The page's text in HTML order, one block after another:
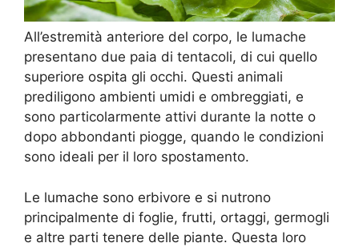
All’estremità anteriore del corpo, le lumache
presentano due paia di tentacoli, di cui quello
superiore ospita gli occhi. Questi animali
prediligono ambienti umidi e ombreggiati, e
sono particolarmente attivi durante la notte o
dopo abbondanti piogge, quando le condizioni
sono ideali per il loro spostamento.
Le lumache sono erbivore e si nutrono
principalmente di foglie, frutti, ortaggi, germogli
e altre parti tenere delle piante. Questa loro